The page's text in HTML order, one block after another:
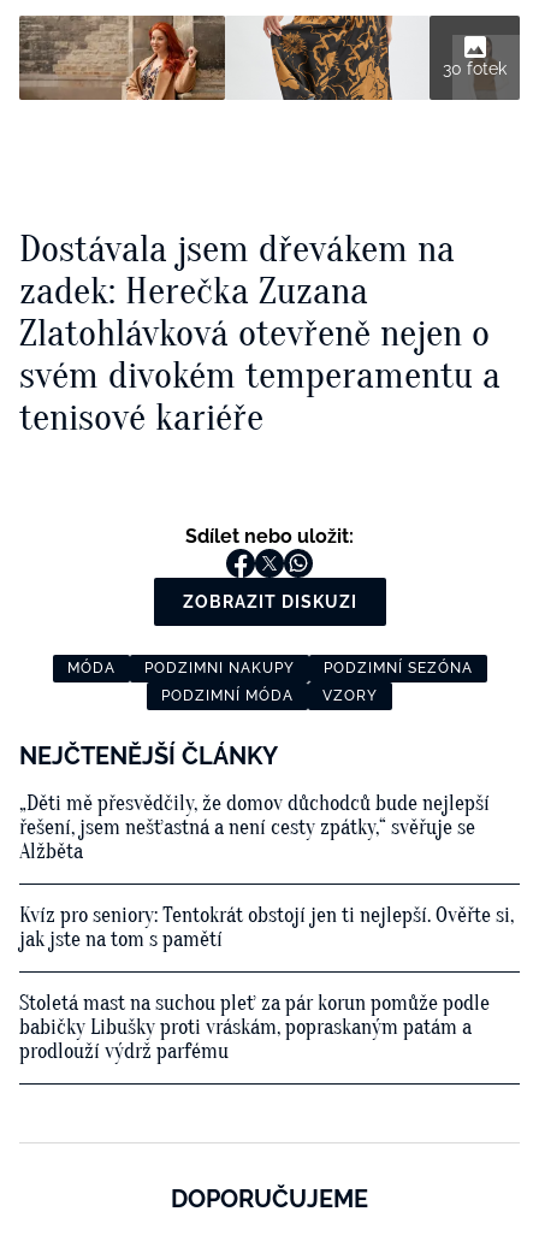
30 fotek
Dostávala jsem dřevákem na
zadek: Herečka Zuzana
Zlatohlávková otevřeně nejen o
svém divokém temperamentu a
tenisové kariéře
Sdílet nebo uložit:
ZOBRAZIT DISKUZI
MÓDA PODZIMNI NAKUPY
PODZIMNÍ SEZÓNA
PODZIMNÍ MÓDA
VZORY
NEJČTENĚJŠÍ ČLÁNKY
„Děti mě přesvědčily, že domov důchodců bude nejlepší
řešení, jsem nešťastná a není cesty zpátky,“ svěřuje se
Alžběta
Kvíz pro seniory: Tentokrát obstojí jen ti nejlepší. Ověřte si,
jak jste na tom s pamětí
Stoletá mast na suchou pleť za pár korun pomůže podle
babičky Libušky proti vráskám, popraskaným patám a
prodlouží výdrž parfému
DOPORUČUJEME